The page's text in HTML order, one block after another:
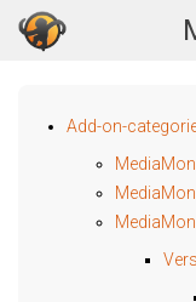
Add-on-